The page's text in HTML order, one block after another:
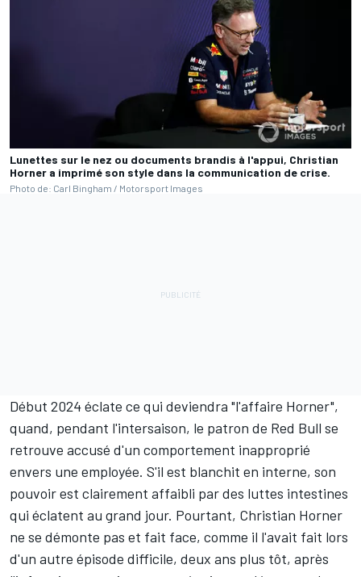
Lunettes sur le nez ou documents brandis à l'appui, Christian
Horner a imprimé son style dans la communication de crise.
Photo de: Carl Bingham / Motorsport Images
Début 2024 éclate ce qui deviendra "l'affaire Horner",
quand, pendant l'intersaison, le patron de Red Bull se
retrouve accusé d'un comportement inapproprié
envers une employée. S'il est blanchit en interne, son
pouvoir est clairement affaibli par des luttes intestines
qui éclatent au grand jour. Pourtant, Christian Horner
ne se démonte pas et fait face, comme il l'avait fait lors
d'un autre épisode difficile, deux ans plus tôt, après